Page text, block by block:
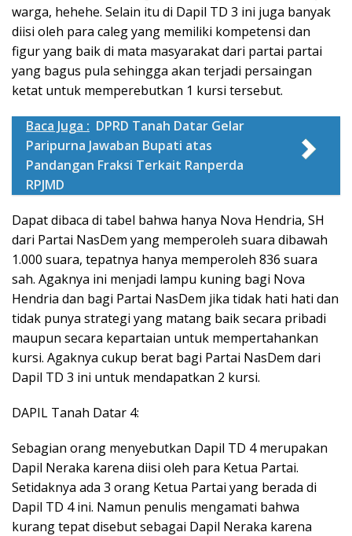
warga, hehehe. Selain itu di Dapil TD 3 ini juga banyak
diisi oleh para caleg yang memiliki kompetensi dan
figur yang baik di mata masyarakat dari partai partai
yang bagus pula sehingga akan terjadi persaingan
ketat untuk memperebutkan 1 kursi tersebut.
Baca Juga : DPRD Tanah Datar Gelar
Paripurna Jawaban Bupati atas
Pandangan Fraksi Terkait Ranperda
RPJMD
Dapat dibaca di tabel bahwa hanya Nova Hendria, SH
dari Partai NasDem yang memperoleh suara dibawah
1.000 suara, tepatnya hanya memperoleh 836 suara
sah. Agaknya ini menjadi lampu kuning bagi Nova
Hendria dan bagi Partai NasDem jika tidak hati hati dan
tidak punya strategi yang matang baik secara pribadi
maupun secara kepartaian untuk mempertahankan
kursi. Agaknya cukup berat bagi Partai NasDem dari
Dapil TD 3 ini untuk mendapatkan 2 kursi.
DAPIL Tanah Datar 4:
Sebagian orang menyebutkan Dapil TD 4 merupakan
Dapil Neraka karena diisi oleh para Ketua Partai.
Setidaknya ada 3 orang Ketua Partai yang berada di
Dapil TD 4 ini. Namun penulis mengamati bahwa
kurang tepat disebut sebagai Dapil Neraka karena